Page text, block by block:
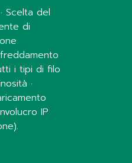
Scelta del
di
i tipi di filo
·
IP